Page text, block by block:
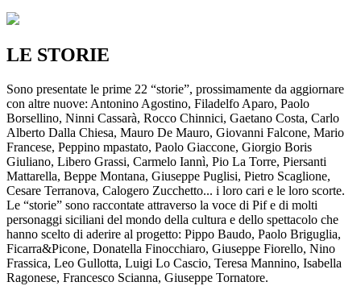
LE STORIE
Sono presentate le prime 22 “storie”, prossimamente da aggiornare
con altre nuove: Antonino Agostino, Filadelfo Aparo, Paolo
Borsellino, Ninni Cassarà, Rocco Chinnici, Gaetano Costa, Carlo
Alberto Dalla Chiesa, Mauro De Mauro, Giovanni Falcone, Mario
Francese, Peppino mpastato, Paolo Giaccone, Giorgio Boris
Giuliano, Libero Grassi, Carmelo Iannì, Pio La Torre, Piersanti
Mattarella, Beppe Montana, Giuseppe Puglisi, Pietro Scaglione,
Cesare Terranova, Calogero Zucchetto... i loro cari e le loro scorte.
Le “storie” sono raccontate attraverso la voce di Pif e di molti
personaggi siciliani del mondo della cultura e dello spettacolo che
hanno scelto di aderire al progetto: Pippo Baudo, Paolo Briguglia,
Ficarra&Picone, Donatella Finocchiaro, Giuseppe Fiorello, Nino
Frassica, Leo Gullotta, Luigi Lo Cascio, Teresa Mannino, Isabella
Ragonese, Francesco Scianna, Giuseppe Tornatore.